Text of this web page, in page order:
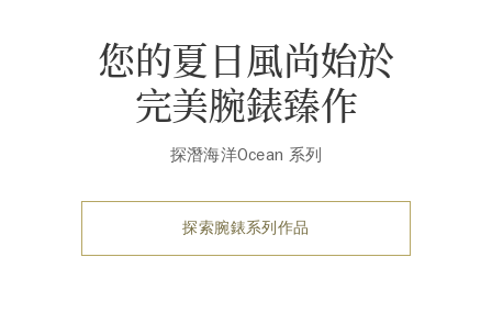
您的夏日風尚始於
完美腕錶臻作
探潛海洋Ocean 系列
探索腕錶系列作品